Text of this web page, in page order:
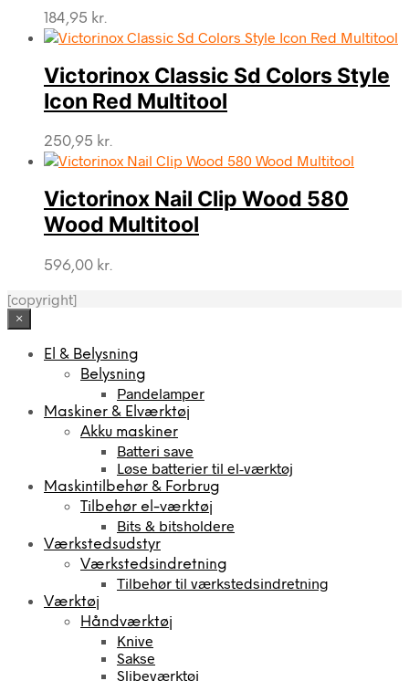
184,95 kr.
Victorinox Classic Sd Colors Style
Icon Red Multitool
250,95 kr.
Victorinox Nail Clip Wood 580
Wood Multitool
596,00 kr.
[copyright]
×
El & Belysning
Belysning
Pandelamper
Maskiner & Elværktøj
Akku maskiner
Batteri save
Løse batterier til el-værktøj
Maskintilbehør & Forbrug
Tilbehør el-værktøj
Bits & bitsholdere
Værkstedsudstyr
Værkstedsindretning
Tilbehør til værkstedsindretning
Værktøj
Håndværktøj
Knive
Sakse
Slibeværktøj